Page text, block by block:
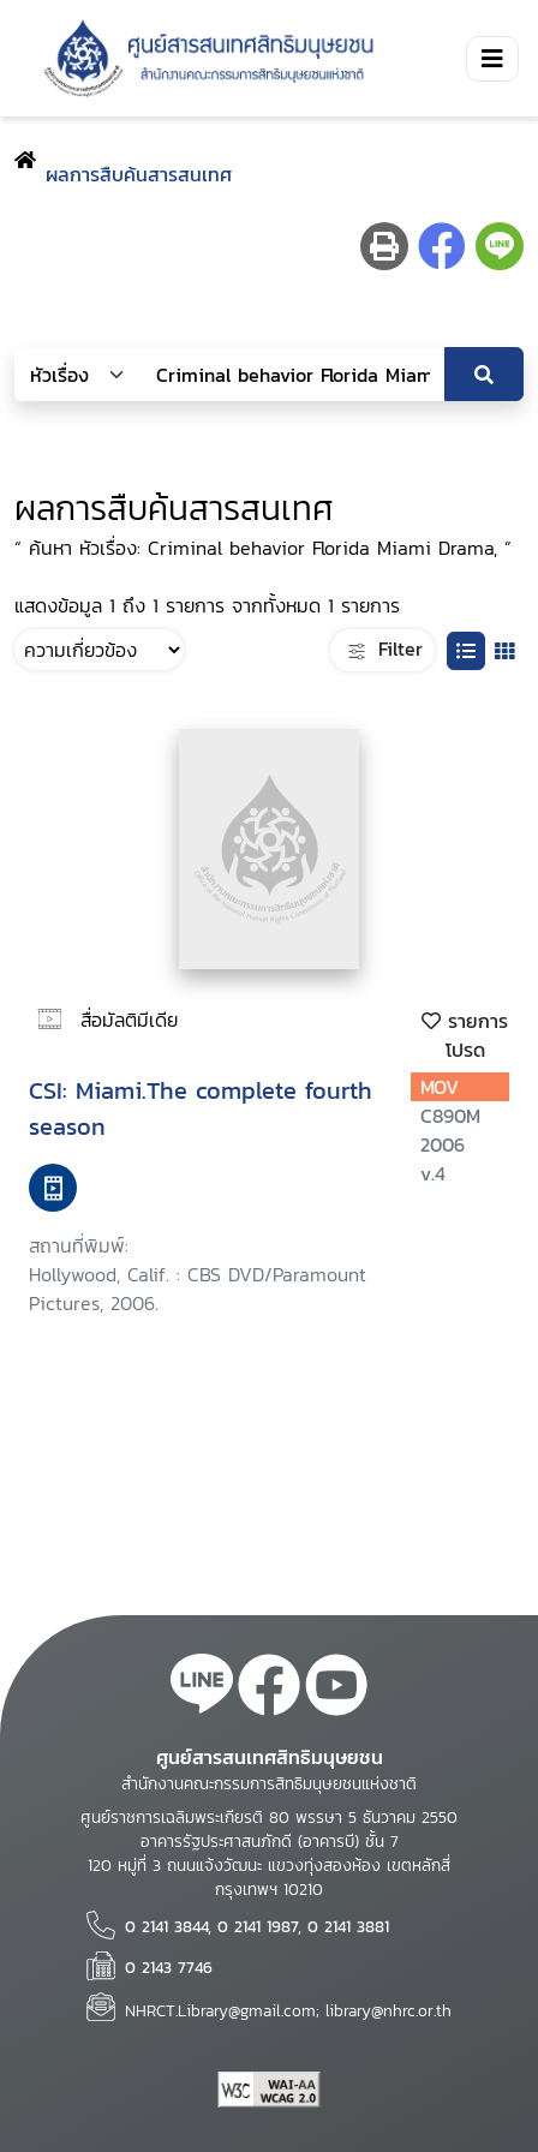
ผลการสืบค้นสารสนเทศ
ผลการสืบค้นสารสนเทศ
“ ค้นหา หัวเรื่อง: Criminal behavior Florida Miami Drama, ”
แสดงข้อมูล 1 ถึง 1 รายการ จากทั้งหมด 1 รายการ
Filter
สื่อมัลติมีเดีย
รายการ
โปรด
CSI: Miami.The complete fourth
season
สถานที่พิมพ์:
Hollywood, Calif. : CBS DVD/Paramount
Pictures, 2006.
MOV
C890M
2006
v.4
ศูนย์สารสนเทศสิทธิมนุษยชน
สำนักงานคณะกรรมการสิทธิมนุษยชนแห่งชาติ
ศูนย์ราชการเฉลิมพระเกียรติ 80 พรรษา 5 ธันวาคม 2550
อาคารรัฐประศาสนภักดี (อาคารบี) ชั้น 7
120 หมู่ที่ 3 ถนนแจ้งวัฒนะ แขวงทุ่งสองห้อง เขตหลักสี่
กรุงเทพฯ 10210
0 2141 3844, 0 2141 1987, 0 2141 3881
0 2143 7746
NHRCT.Library@gmail.com; library@nhrc.or.th